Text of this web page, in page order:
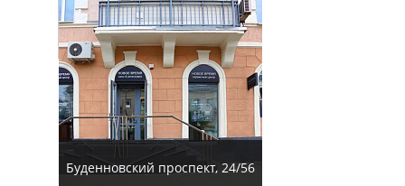
Буденновский проспект, 24/56